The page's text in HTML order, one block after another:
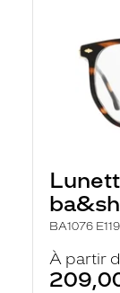
ba&sh
BA1076
À partir